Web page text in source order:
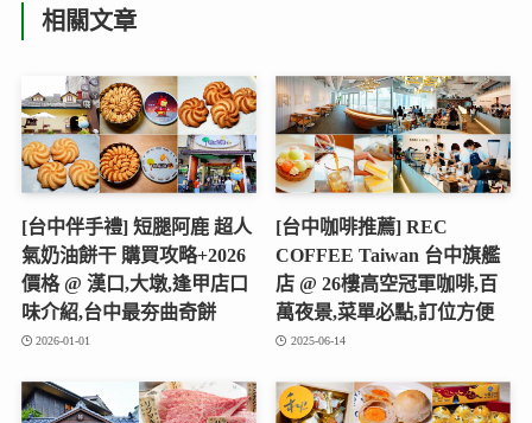
相關文章
[台中伴手禮] 短腿阿鹿 超人
氣奶油餅干 購買攻略+2026
價格 @ 漢口,大墩,逢甲店口
味介紹,台中最夯曲奇餅
2026-01-01
[台中咖啡推薦] REC
COFFEE Taiwan 台中旗艦
店 @ 26樓高空冠軍咖啡,百
萬夜景,菜單必點,訂位方便
2025-06-14